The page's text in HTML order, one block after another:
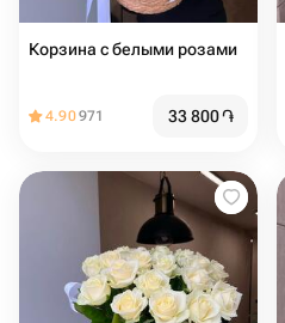
Корзина с белыми розами
4.90971 33 800֏